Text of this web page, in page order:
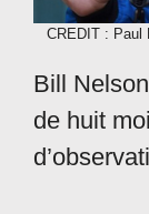
CREDIT : Paul
Bill
de huit